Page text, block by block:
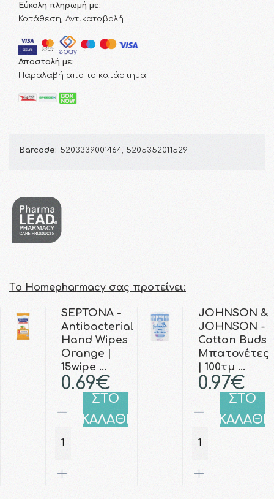
Εύκολη πληρωμή με:
Κατάθεση, Αντικαταβολή
Αποστολή με:
Παραλαβή απο το κατάστημα
Barcode: 5203339001464, 5205352011529
Τo Homepharmacy σας προτείνει:
SEPTONA -
Antibacterial
Hand Wipes
Orange |
15wipe …
0.69€
ΣΤΟ
ΚΑΛΑΘΙ
JOHNSON &
JOHNSON -
Cotton Buds
Μπατονέτες
| 100τμ …
0.97€
ΣΤΟ
ΚΑΛΑΘΙ